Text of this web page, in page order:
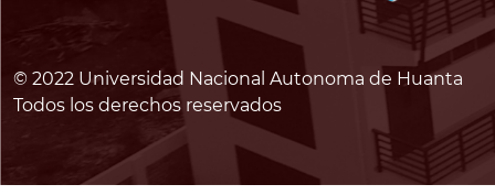
© 2022 Universidad Nacional Autonoma de Huanta
Todos los derechos reservados